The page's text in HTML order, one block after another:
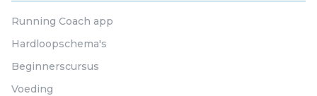
Running Coach app
Hardloopschema's
Beginnerscursus
Voeding